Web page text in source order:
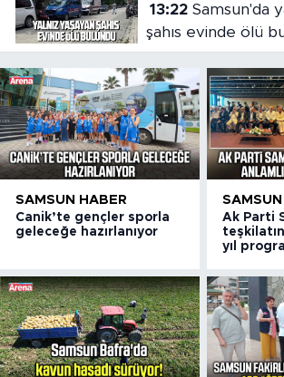
13:22Samsun'da yalnız yaşayan
şahıs evinde ölü
SAMSUN HABER
Canik’te gençler sporla
geleceğe hazırlanıyor
Ak Parti
yıl